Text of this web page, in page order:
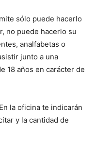
sólo puede hacerlo
no puede hacerlo su
analfabetas o
junto a una
18 años en carácter de
la oficina te indicarán
y la cantidad de